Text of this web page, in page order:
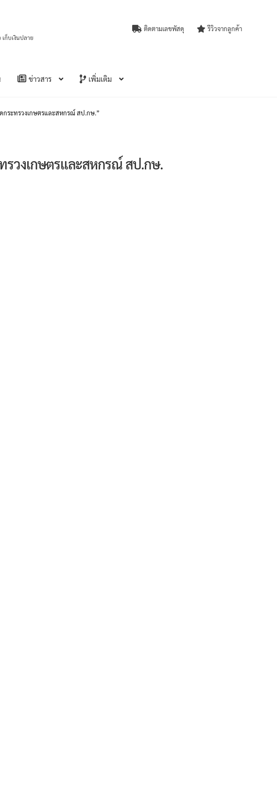
ก็บเงินปลาย
ติดตามเลขพัสดุ รีวิวจากลูกค้า
ข่าวสาร เพิ่มเติม
ระทรวงเกษตรและสหกรณ์ สป.กษ.”
วงเกษตรและสหกรณ์ สป.กษ.